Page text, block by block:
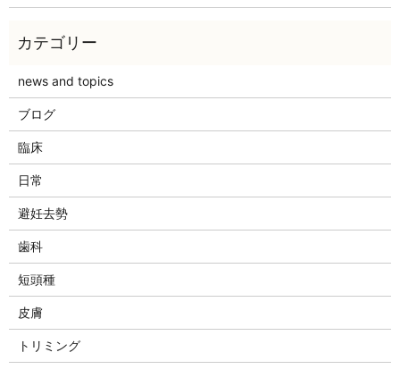
news and topics
ブログ
臨床
日常
避妊去勢
歯科
短頭種
皮膚
トリミング